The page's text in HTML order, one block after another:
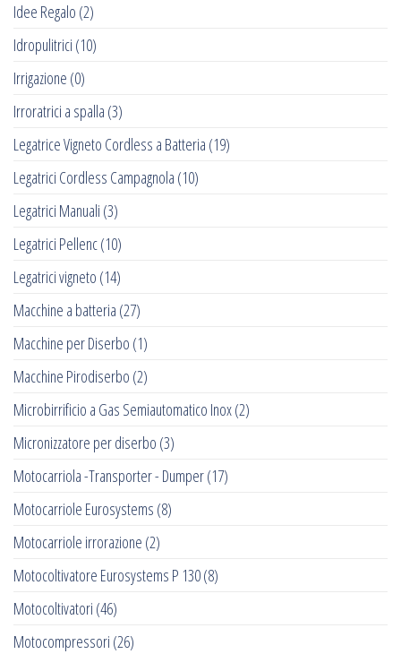
Idee Regalo (2)
Idropulitrici (10)
Irrigazione (0)
Irroratrici a spalla (3)
Legatrice Vigneto Cordless a Batteria (19)
Legatrici Cordless Campagnola (10)
Legatrici Manuali (3)
Legatrici Pellenc(10)
Legatrici vigneto (14)
Macchine a batteria (27)
Macchine per Diserbo (1)
Macchine Pirodiserbo (2)
Microbirrificio a Gas Semiautomatico Inox(2)
Micronizzatore per diserbo (3)
Motocarriola -Transporter - Dumper(17)
Motocarriole Eurosystems (8)
Motocarriole irrorazione (2)
Motocoltivatore Eurosystems P 130(8)
Motocoltivatori (46)
Motocompressori (26)